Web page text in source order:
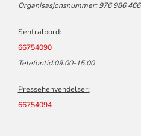
Organisasjonsnummer: 976 986 466
Sentralbord:
66754090
Telefontid:09.00-15.00
Pressehenvendelser:
66754094